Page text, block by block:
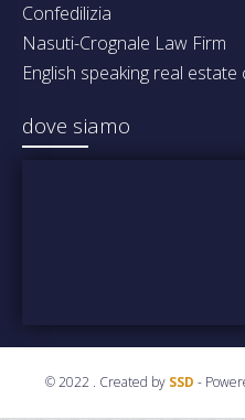
Confedilizia
Nasuti-Crognale Law Firm
English speaking real
dove siamo
© 2022 . Created by SSD -